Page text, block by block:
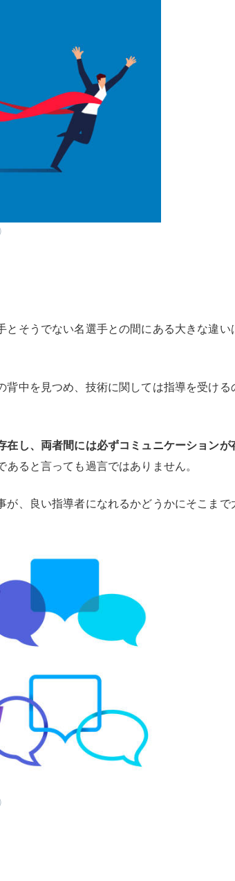
とそうでない名選手との間にある大きな違い
中を見つめ、技術に関しては指導を受ける
在し、両者間には必ずコミュニケーションが
あると言っても過言ではありません。
、良い指導者になれるかどうかにそこまで